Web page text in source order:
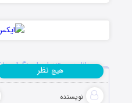
دانلود مستند اسرار پنگوئن‌ها Secrets of the Penguins 2025
نویسنده
هیچ نظر